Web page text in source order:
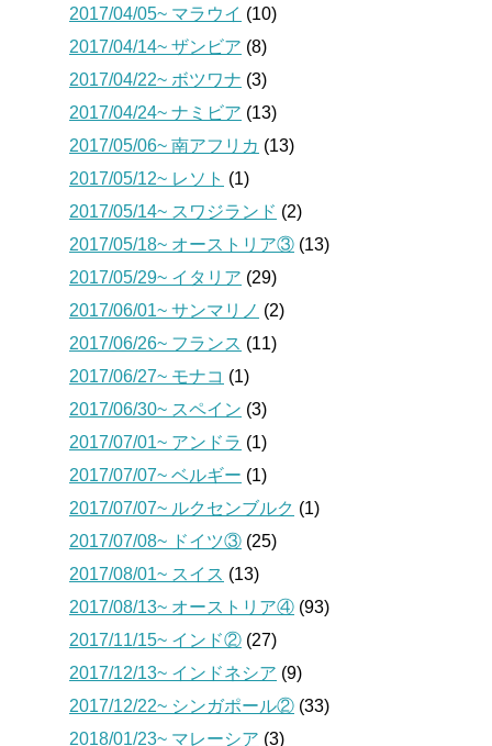
2017/04/05~ マラウイ (10)
2017/04/14~ ザンビア (8)
2017/04/22~ ボツワナ (3)
2017/04/24~ ナミビア (13)
2017/05/06~ 南アフリカ (13)
2017/05/12~ レソト (1)
2017/05/14~ スワジランド (2)
2017/05/18~ オーストリア③ (13)
2017/05/29~ イタリア (29)
2017/06/01~ サンマリノ (2)
2017/06/26~ フランス (11)
2017/06/27~ モナコ (1)
2017/06/30~ スペイン (3)
2017/07/01~ アンドラ (1)
2017/07/07~ ベルギー (1)
2017/07/07~ ルクセンブルク (1)
2017/07/08~ ドイツ③ (25)
2017/08/01~ スイス (13)
2017/08/13~ オーストリア④ (93)
2017/11/15~ インド② (27)
2017/12/13~ インドネシア (9)
2017/12/22~ シンガポール② (33)
2018/01/23~ マレーシア (3)